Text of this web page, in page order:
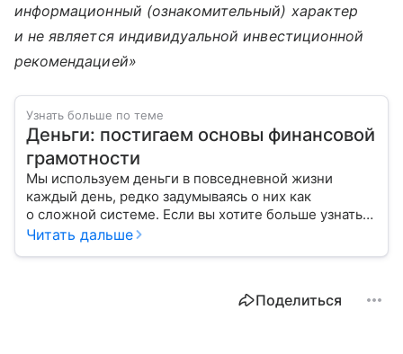
информационный (ознакомительный) характер
и не является индивидуальной инвестиционной
рекомендацией»
Узнать больше по теме
Деньги: постигаем основы финансовой
грамотности
Мы используем деньги в повседневной жизни
каждый день, редко задумываясь о них как
о сложной системе. Если вы хотите больше узнать
об этом финансовом инструменте и его функциях,
Читать дальше
Поделиться